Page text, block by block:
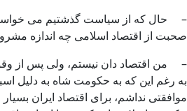
– حال که از سیاست گذشتیم می
صحبت از اقتصاد اسلامی چه اندازه
– من اقتصاد دان نیستم، ولی پس از
به رغم این که به حکومت شاه به دلیل
موافقتی نداشم، برای اقتصاد ایران